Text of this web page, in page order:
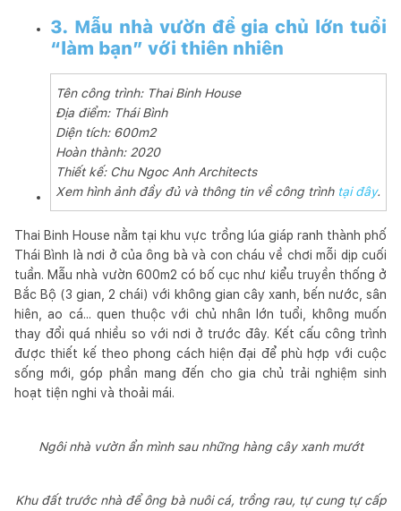
3. Mẫu nhà vườn để gia chủ lớn tuổi
“làm bạn” với thiên nhiên
Tên công trình: Thai Binh House
Địa điểm: Thái Bình
Diện tích: 600m2
Hoàn thành: 2020
Thiết kế: Chu Ngoc Anh Architects
Xem hình ảnh đầy đủ và thông tin về công trình tại đây.
Thai Binh House nằm tại khu vực trồng lúa giáp ranh thành phố
Thái Bình là nơi ở của ông bà và con cháu về chơi mỗi dịp cuối
tuần. Mẫu nhà vườn 600m2 có bố cục như kiểu truyền thống ở
Bắc Bộ (3 gian, 2 chái) với không gian cây xanh, bến nước, sân
hiên, ao cá... quen thuộc với chủ nhân lớn tuổi, không muốn
thay đổi quá nhiều so với nơi ở trước đây. Kết cấu công trình
được thiết kế theo phong cách hiện đại để phù hợp với cuộc
sống mới, góp phần mang đến cho gia chủ trải nghiệm sinh
hoạt tiện nghi và thoải mái.
Ngôi nhà vườn ẩn mình sau những hàng cây xanh mướt
Khu đất trước nhà để ông bà nuôi cá, trồng rau, tự cung tự cấp